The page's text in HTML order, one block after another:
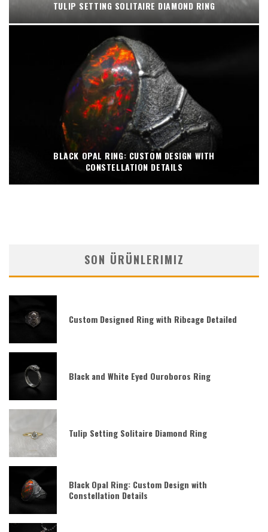
TULIP SETTING SOLITAIRE DIAMOND RING
BLACK OPAL RING: CUSTOM DESIGN WITH
CONSTELLATION DETAILS
SON ÜRÜNLERIMIZ
Custom Designed Ring with Ribcage Detailed
Black and White Eyed Ouroboros Ring
Tulip Setting Solitaire Diamond Ring
Black Opal Ring: Custom Design with
Constellation Details